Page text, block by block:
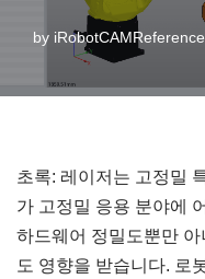
by iRobotCAMReference
초록: 레이저는 고정밀
가 고정밀 응용 분야에
하드웨어 정밀도뿐만
도 영향을 받습니다. 로